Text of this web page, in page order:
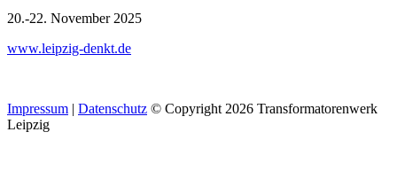
20.-22. November 2025
www.leipzig-denkt.de
Impressum | Datenschutz © Copyright 2026 Transformatorenwerk
Leipzig